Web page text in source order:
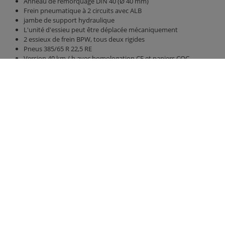
Frein pneumatique à 2 circuits avec ALB
jambe de support hydraulique
L'unité d'essieu peut être déplacée mécaniquement
2 essieux de frein BPW, tous deux rigides
Pneus 385/65 R 22,5 RE
Version 40 km / h avec homologation CE et papiers COC